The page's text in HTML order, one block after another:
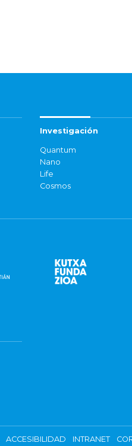
Investigación
Quantum
Nano
Life
Cosmos
ACCESIBILIDAD INTRANET